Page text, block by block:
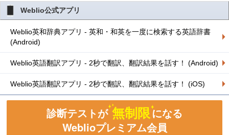
Weblio公式アプリ
Weblio英和辞典アプリ - 英和・和英を一度に検索する英語辞書
(Android)
Weblio英語翻訳アプリ - 2秒で翻訳、翻訳結果を話す！ (Android)
Weblio英語翻訳アプリ - 2秒で翻訳、翻訳結果を話す！ (iOS)
診断テストが 無制限になる
Weblioプレミアム会員